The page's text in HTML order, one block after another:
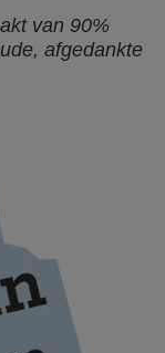
van 90%
afgedankte